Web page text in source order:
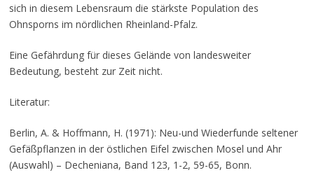
sich in diesem Lebensraum die stärkste Population des
Ohnsporns im nördlichen Rheinland-Pfalz.
Eine Gefährdung für dieses Gelände von landesweiter
Bedeutung, besteht zur Zeit nicht.
Literatur:
Berlin, A. & Hoffmann, H. (1971): Neu-und Wiederfunde seltener
Gefäßpflanzen in der östlichen Eifel zwischen Mosel und Ahr
(Auswahl) – Decheniana, Band 123, 1-2, 59-65, Bonn.